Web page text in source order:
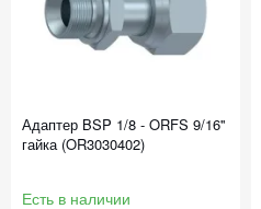
Адаптер BSP 1/8 - ORFS 9/16''
гайка (OR3030402)
Есть в наличии